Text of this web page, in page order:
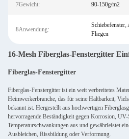
7Gewicht: 90-150g/m2
8Anwendung:
Fliegen
16-Mesh Fiberglas-Fenstergitter
Fiberglas-Fenstergitter
Fiberglas-Fenstergitter ist ein weit verbreitetes
Heimwerkerbranche, das für seine Haltbarkeit,
bekannt ist. Hergestellt aus hochwertigen
hervorragende Beständigkeit gegen Korrosion,
Temperaturschwankungen aus und gewährleistet
Ausbleichen, Rissbildung oder Verformung.